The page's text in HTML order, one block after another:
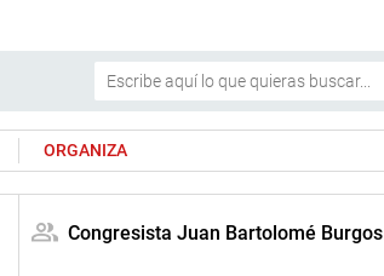
ORGANIZA
Congresista Juan Bartolomé Burgos